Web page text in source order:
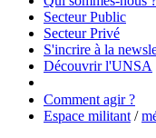
Secteur Public
Secteur Privé
S'incrire à la
Découvrir l'UNSA
Comment agir ?
Espace militant /